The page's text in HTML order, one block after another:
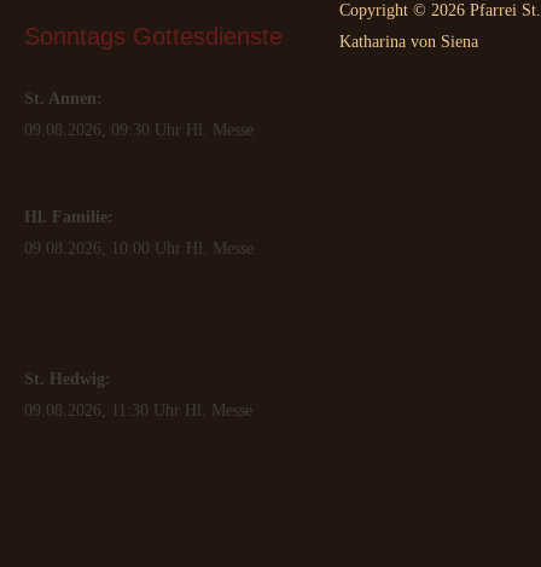
Sonntags Gottesdienste
St. Annen:
09.08.2026, 09:30 Uhr Hl. Messe
Hl. Familie:
09.08.2026, 10:00 Uhr Hl. Messe
St. Hedwig:
09.08.2026, 11:30 Uhr Hl. Messe
Copyright © 2026 Pfarrei St.
Katharina von Siena